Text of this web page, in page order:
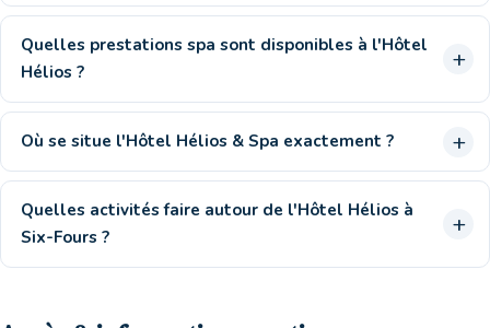
Quelles prestations spa sont disponibles à l'Hôtel
Hélios ?
Où se situe l'Hôtel Hélios & Spa exactement ?
Quelles activités faire autour de l'Hôtel Hélios à
Six-Fours ?